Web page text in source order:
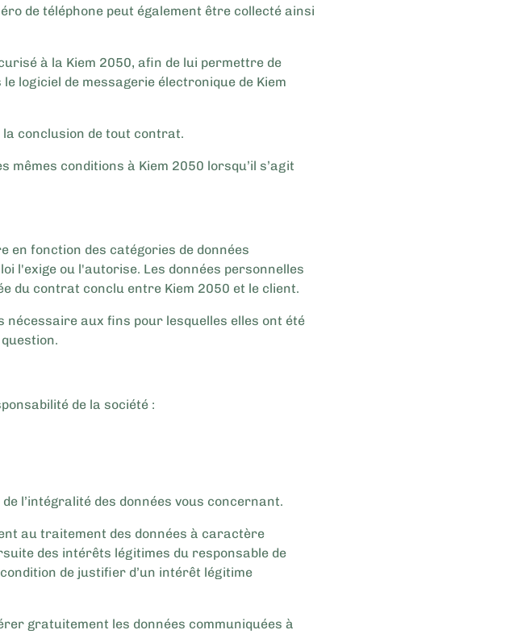
de téléphone peut également être collecté ainsi
à la Kiem 2050, afin de lui permettre de
logiciel de messagerie électronique de Kiem
conclusion de tout contrat.
conditions à Kiem 2050 lorsqu’il s’agit
en fonction des catégories de données
l'exige ou l'autorise. Les données personnelles
du contrat conclu entre Kiem 2050 et le client.
aux fins pour lesquelles elles ont été
de la société :
l’intégralité des données vous concernant.
au traitement des données à caractère
des intérêts légitimes du responsable de
de justifier d’un intérêt légitime
gratuitement les données communiquées à